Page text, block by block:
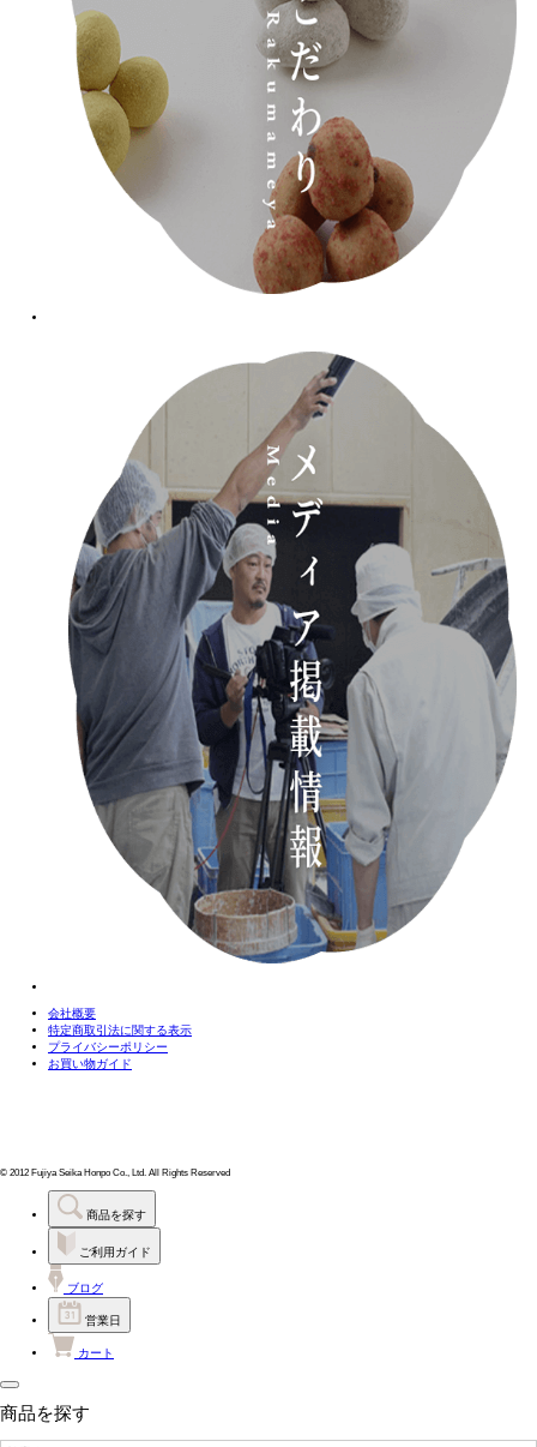
会社概要
特定商取引法に関する表示
プライバシーポリシー
お買い物ガイド
© 2012 Fujiya Seika Honpo Co., Ltd. All Rights Reserved
商品を探す
ご利用ガイド
ブログ
営業日
カート
商品を探す